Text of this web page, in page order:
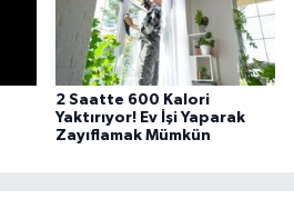
2 Saatte 600 Kalori
Yaktırıyor! Ev İşi Yaparak
Zayıflamak Mümkün